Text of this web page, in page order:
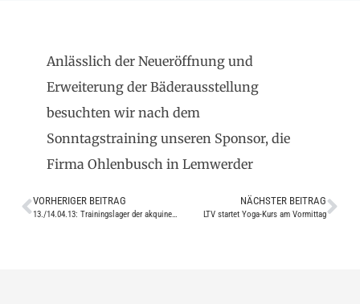
Anlässlich der Neueröffnung und
Erweiterung der Bäderausstellung
besuchten wir nach dem
Sonntagstraining unseren Sponsor, die
Firma Ohlenbusch in Lemwerder
VORHERIGER BEITRAG
13./14.04.13: Trainingslager der akquinet AG in Ratzeburg
NÄCHSTER BEITRAG
LTV startet Yoga-Kurs am Vormittag